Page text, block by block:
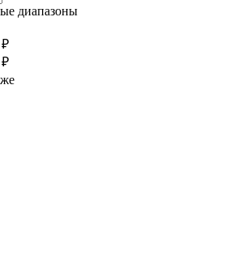
диапазоны
₽
₽